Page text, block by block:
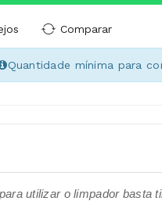
Comparar
Quantidade mínima para
utilizar o limpador basta